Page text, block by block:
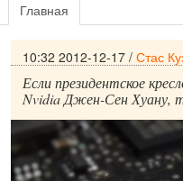
Главная
10:32 2012-12-17 / Стас
Если президентское
Nvidia Джен-Сен Хуану,